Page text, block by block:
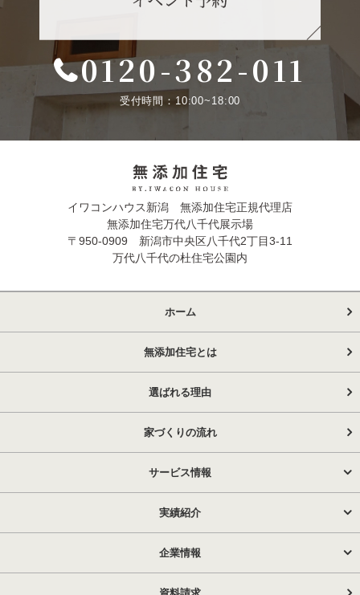
0120-382-011
受付時間：10:00~18:00
イワコンハウス新潟 無添加住宅正規代理店
無添加住宅万代八千代展示場
〒950-0909 新潟市中央区八千代2丁目3-11
万代八千代の杜住宅公園内
ホーム
無添加住宅とは
選ばれる理由
家づくりの流れ
サービス情報
実績紹介
企業情報